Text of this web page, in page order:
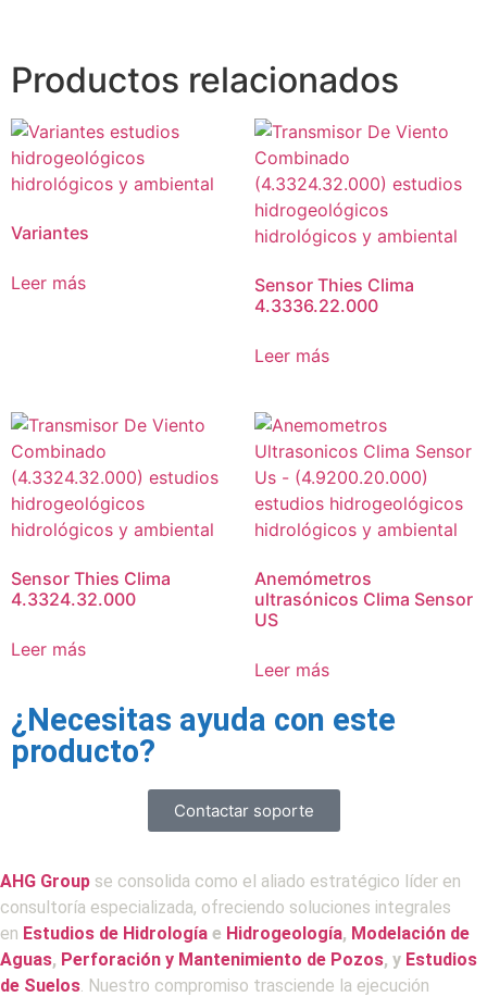
Productos relacionados
Variantes
Leer más
Sensor Thies Clima
4.3336.22.000
Leer más
Sensor Thies Clima
4.3324.32.000
Leer más
Anemómetros
ultrasónicos Clima Sensor
US
Leer más
¿Necesitas ayuda con este
producto?
Contactar soporte
AHG Group se consolida como el aliado estratégico líder en
consultoría especializada, ofreciendo soluciones integrales
en Estudios de Hidrología e Hidrogeología, Modelación de
Aguas, Perforación y Mantenimiento de Pozos, y Estudios
de Suelos . Nuestro compromiso trasciende la ejecución